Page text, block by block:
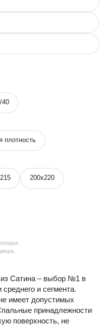
40
плотность
200х220
Сатина – выбор №1 в
и сегмента.
имеет допустимых
принадлежности
поверхность, не